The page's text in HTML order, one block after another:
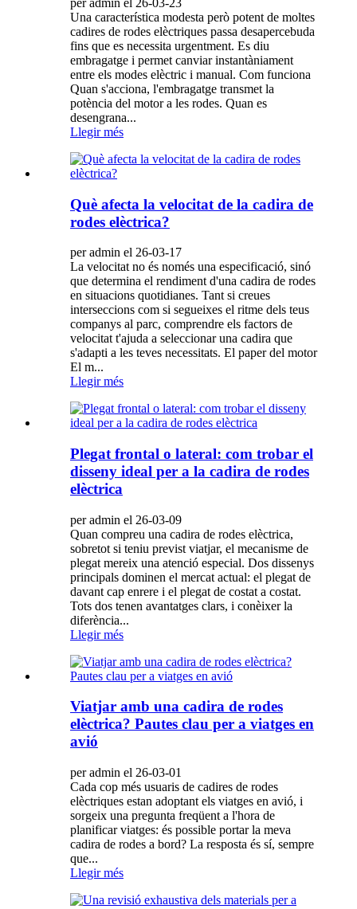
Una característica modesta però potent de moltes
cadires de rodes elèctriques passa desapercebuda
fins que es necessita urgentment. Es diu
embragatge i permet canviar instantàniament
entre els modes elèctric i manual. Com funciona
Quan s'acciona, l'embragatge transmet la
potència del motor a les rodes. Quan es
desengrana...
Llegir més
Què afecta la velocitat de la cadira de
rodes elèctrica?
per admin el 26-03-17
La velocitat no és només una especificació, sinó
que determina el rendiment d'una cadira de rodes
en situacions quotidianes. Tant si creues
interseccions com si segueixes el ritme dels teus
companys al parc, comprendre els factors de
velocitat t'ajuda a seleccionar una cadira que
s'adapti a les teves necessitats. El paper del motor
El m...
Llegir més
Plegat frontal o lateral: com trobar el
disseny ideal per a la cadira de rodes
elèctrica
per admin el 26-03-09
Quan compreu una cadira de rodes elèctrica,
sobretot si teniu previst viatjar, el mecanisme de
plegat mereix una atenció especial. Dos dissenys
principals dominen el mercat actual: el plegat de
davant cap enrere i el plegat de costat a costat.
Tots dos tenen avantatges clars, i conèixer la
diferència...
Llegir més
Viatjar amb una cadira de rodes
elèctrica? Pautes clau per a viatges en
avió
per admin el 26-03-01
Cada cop més usuaris de cadires de rodes
elèctriques estan adoptant els viatges en avió, i
sorgeix una pregunta freqüent a l'hora de
planificar viatges: és possible portar la meva
cadira de rodes a bord? La resposta és sí, sempre
que...
Llegir més